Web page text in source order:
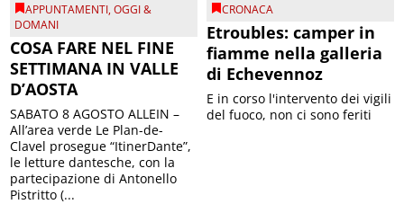
APPUNTAMENTI,OGGI &
DOMANI
COSA FARE NEL FINE
SETTIMANA IN VALLE
D’AOSTA
SABATO 8 AGOSTO ALLEIN –
All’area verde Le Plan-de-
Clavel prosegue “ItinerDante”,
le letture dantesche, con la
partecipazione di Antonello
Pistritto (...
CRONACA
Etroubles: camper in
fiamme nella galleria
di Echevennoz
E in corso l'intervento dei vigili
del fuoco, non ci sono feriti